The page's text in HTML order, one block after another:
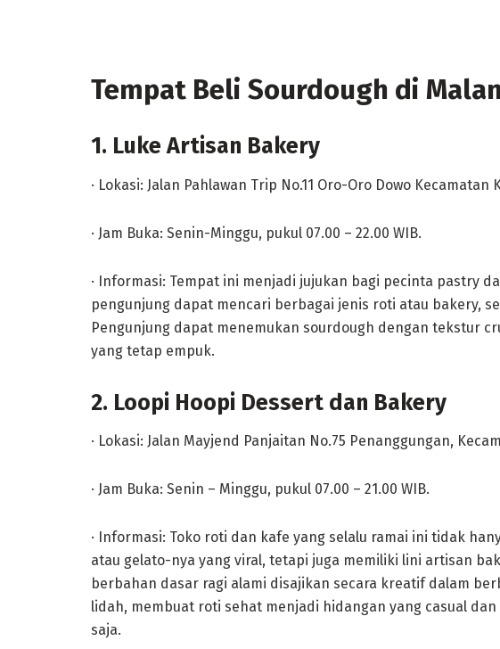
Tempat Beli Sourdough di
1. Luke Artisan Bakery
· Lokasi: Jalan Pahlawan Trip No.11 Oro-Oro Dowo Kecamatan
· Jam Buka: Senin-Minggu, pukul 07.00 – 22.00 WIB.
· Informasi: Tempat ini menjadi jujukan bagi pecinta pastry
pengunjung dapat mencari berbagai jenis roti atau bakery,
Pengunjung dapat menemukan sourdough dengan tekstur
yang tetap empuk.
2. Loopi Hoopi Dessert dan Bakery
· Lokasi: Jalan Mayjend Panjaitan No.75 Penanggungan,
· Jam Buka: Senin – Minggu, pukul 07.00 – 21.00 WIB.
· Informasi: Toko roti dan kafe yang selalu ramai ini tidak
atau gelato-nya yang viral, tetapi juga memiliki lini artisan
berbahan dasar ragi alami disajikan secara kreatif dalam
lidah, membuat roti sehat menjadi hidangan yang casual
saja.